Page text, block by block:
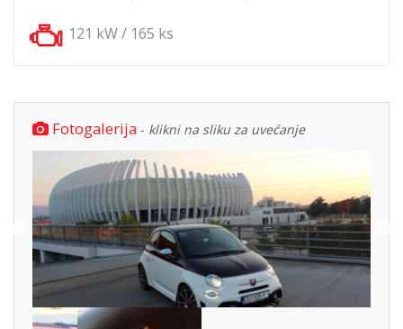
121 kW / 165 ks
Fotogalerija - klikni na sliku za uvećanje